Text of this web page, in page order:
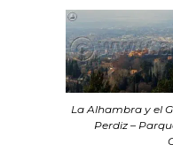
La Alhambra y el
Perdiz –